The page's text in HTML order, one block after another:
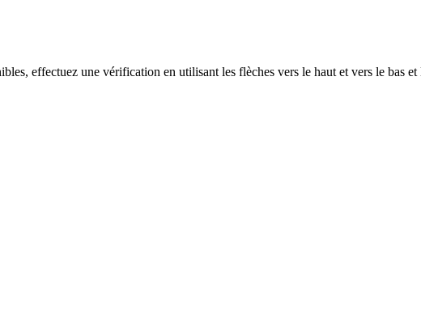
effectuez une vérification en utilisant les flèches vers le haut et vers le bas